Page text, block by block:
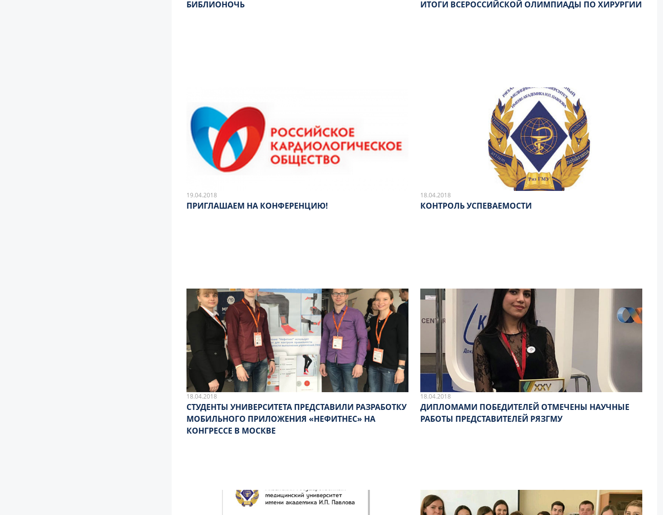
БИБЛИОНОЧЬ ИТОГИ ВСЕРОССИЙСКОЙ ОЛИМПИАДЫ ПО ХИРУРГИИ
19.04.2018
ПРИГЛАШАЕМ НА КОНФЕРЕНЦИЮ!
18.04.2018
КОНТРОЛЬ УСПЕВАЕМОСТИ
18.04.2018
СТУДЕНТЫ УНИВЕРСИТЕТА ПРЕДСТАВИЛИ РАЗРАБОТКУ
МОБИЛЬНОГО ПРИЛОЖЕНИЯ «НЕФИТНЕС» НА
КОНГРЕССЕ В МОСКВЕ
18.04.2018
ДИПЛОМАМИ ПОБЕДИТЕЛЕЙ ОТМЕЧЕНЫ НАУЧНЫЕ
РАБОТЫ ПРЕДСТАВИТЕЛЕЙ РЯЗГМУ